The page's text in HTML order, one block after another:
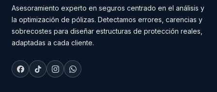
Asesoramiento experto en seguros centrado en el análisis y
la optimización de pólizas. Detectamos errores, carencias y
sobrecostes para diseñar estructuras de protección reales,
adaptadas a cada cliente.